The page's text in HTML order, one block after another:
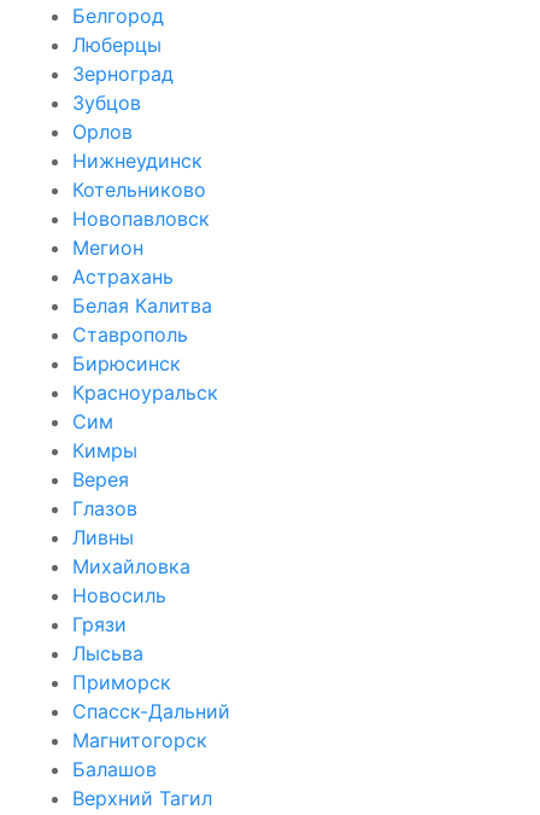
Белгород
Люберцы
Зерноград
Зубцов
Орлов
Нижнеудинск
Котельниково
Новопавловск
Мегион
Астрахань
Белая Калитва
Ставрополь
Бирюсинск
Красноуральск
Сим
Кимры
Верея
Глазов
Ливны
Михайловка
Новосиль
Грязи
Лысьва
Приморск
Спасск-Дальний
Магнитогорск
Балашов
Верхний Тагил